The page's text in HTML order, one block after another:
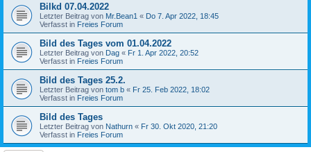
Bilkd 07.04.2022
Letzter Beitrag von Mr.Bean1 « Do 7. Apr 2022, 18:45
Verfasst in Freies Forum
Bild des Tages vom 01.04.2022
Letzter Beitrag von Dag « Fr 1. Apr 2022, 20:52
Verfasst in Freies Forum
Bild des Tages 25.2.
Letzter Beitrag von tom b « Fr 25. Feb 2022, 18:02
Verfasst in Freies Forum
Bild des Tages
Letzter Beitrag von Nathurn « Fr 30. Okt 2020, 21:20
Verfasst in Freies Forum